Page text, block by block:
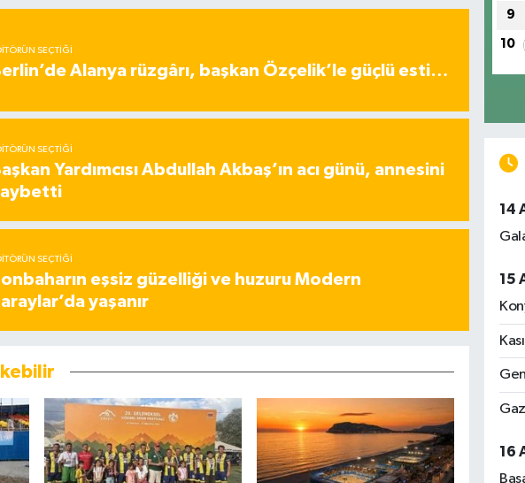
SEÇTIĞI
Alanya rüzgârı, başkan Özçelik’le güçlü esti…
SEÇTIĞI
Yardımcısı Abdullah Akbaş’ın acı günü, annesini
SEÇTIĞI
eşsiz güzelliği ve huzuru Modern
yaşanır
9
10
14
15
16